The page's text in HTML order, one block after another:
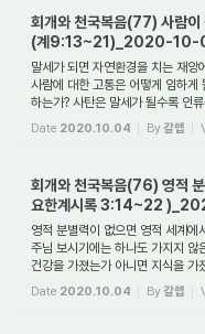
회개와 천국복음(77) 사람이
(계9:13~21)_2020-10-
말세가 되면 자연환경을 치는 재앙
사람에 대한 고통은 어떻게 임하게
하는가? 사탄은 말세가 될수록 인
Date 2020.10.04 By갈렙
회개와 천국복음(76) 영적
요한계시록 3:14~22
영적 분별력이 없으면 영적 세계
주님 보시기에는 하나도 가지지 않
건강을 가졌는가 아니면 지식을 가
Date 2020.10.04 By갈렙